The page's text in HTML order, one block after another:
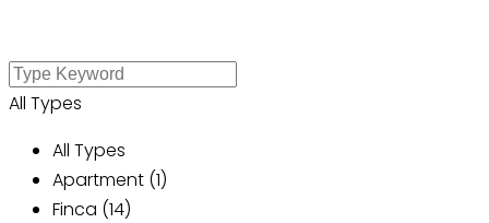
All Types
All Types
Apartment (1)
Finca (14)